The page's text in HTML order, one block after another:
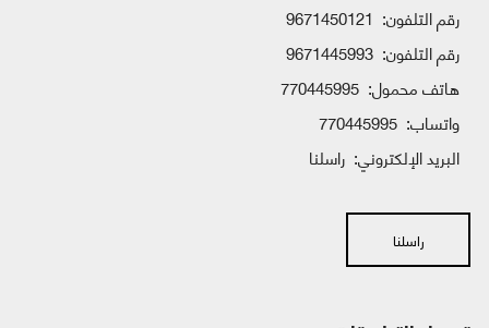
رقم التلفون: 9671450121
رقم التلفون: 9671445993
هاتف محمول: 770445995
واتساب:
البريد الإلكتروني: راسلنا
راسلنا